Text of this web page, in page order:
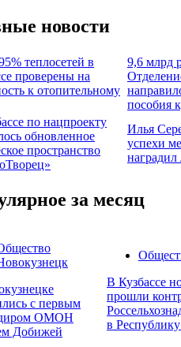
новости
теплосетей в
проверены на
к отопительному
9,6 млрд
пособия
по нацпроекту
обновленное
пространство
Илья
успехи
за месяц
с первым
ОМОН
Добижей
В Кузбассе
прошли
в